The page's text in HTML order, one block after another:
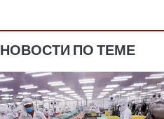
НОВОСТИ ПО ТЕМЕ